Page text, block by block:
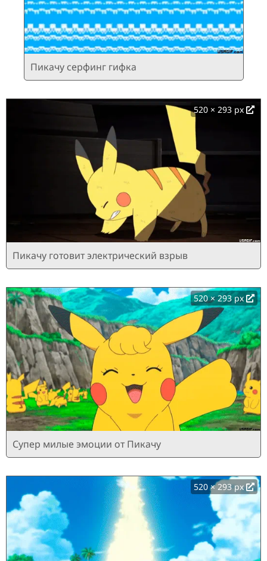
Пикачу серфинг гифка
520 × 293 px
Пикачу готовит электрический взрыв
520 × 293 px
Супер милые эмоции от Пикачу
520 × 293 px